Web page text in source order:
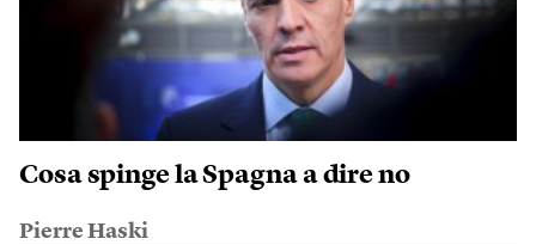
Cosa spinge la Spagna a dire no
Pierre Haski